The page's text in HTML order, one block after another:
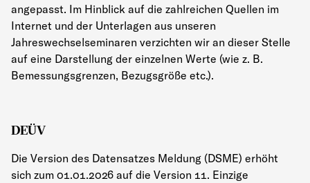
angepasst. Im Hinblick auf die zahlreichen Quellen im
Internet und der Unterlagen aus unseren
Jahreswechselseminaren verzichten wir an dieser Stelle
auf eine Darstellung der einzelnen Werte (wie z. B.
Bemessungsgrenzen, Bezugsgröße etc.).
DEÜV
Die Version des Datensatzes Meldung (DSME) erhöht
sich zum 01.01.2026 auf die Version 11. Einzige